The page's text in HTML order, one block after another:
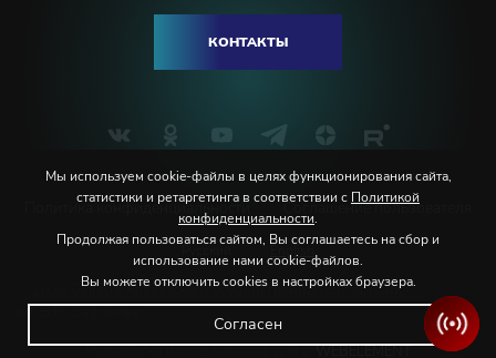
КОНТАКТЫ
Политика конфиденциальности Соглашение пользователя
© 2026 Северо-Кавказская государственная филармония
им. В.И. Сафонова
Разработка и продвижение сайта:WEBELEMENT
Мы используем cookie-файлы в целях функционирования сайта,
статистики и ретаргетинга в соответствии с Политикой
конфиденциальности.
Продолжая пользоваться сайтом, Вы соглашаетесь на сбор и
использование нами cookie-файлов.
Вы можете отключить cookies в настройках браузера.
Согласен